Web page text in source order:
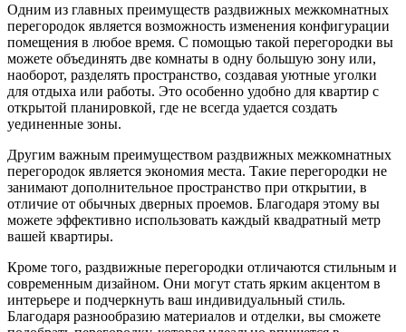
Одним из главных преимуществ раздвижных межкомнатных
перегородок является возможность изменения конфигурации
помещения в любое время. С помощью такой перегородки вы
можете объединять две комнаты в одну большую зону или,
наоборот, разделять пространство, создавая уютные уголки
для отдыха или работы. Это особенно удобно для квартир с
открытой планировкой, где не всегда удается создать
уединенные зоны.
Другим важным преимуществом раздвижных межкомнатных
перегородок является экономия места. Такие перегородки не
занимают дополнительное пространство при открытии, в
отличие от обычных дверных проемов. Благодаря этому вы
можете эффективно использовать каждый квадратный метр
вашей квартиры.
Кроме того, раздвижные перегородки отличаются стильным и
современным дизайном. Они могут стать ярким акцентом в
интерьере и подчеркнуть ваш индивидуальный стиль.
Благодаря разнообразию материалов и отделки, вы сможете